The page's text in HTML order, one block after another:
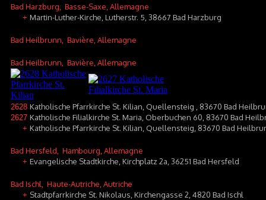
Bad Harzburg , Basse-Saxe, Allemagne
+ Martin-Luther-Kirche, Lutherstr. 5, 38667 Bad Harzburg
Bad Heilbrunn , Bavière, Allemagne
Bad Heilbrunn , Bavière, Allemagne
2628 Katholische Pfarrkirche St. Kilian, Quellensteig , 83670 Bad
2627 Katholische Filialkirche St. Maria, Oberbuchen 60, 83670 Bad
+ Katholische Pfarrkirche St. Kilian, Quellensteig, 83670 Bad
Bad Hersfeld , Hambourg, Allemagne
+ Evangelische Stadtkirche, Kirchplatz 2a, 36251 Bad Hersfeld
Bad Ischl , Haute-Autriche, Autriche
+ Stadtpfarrkirche St. Nikolaus, Kirchengasse 2, 4820 Bad Ischl